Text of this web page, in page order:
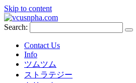
Skip to content
Search:
Contact Us
Info
ツムツム
ストラテジー